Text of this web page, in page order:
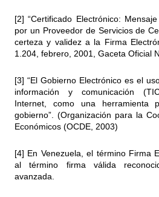
[2] “Certificado Electrónico:
por un Proveedor de Servicios de
certeza y validez a la Firma
1.204, febrero, 2001, Gaceta Oficial
[3] “El Gobierno Electrónico es el
información y comunicación
Internet, como una herramienta
gobierno”. (Organización para la
Económicos (OCDE, 2003)
[4] En Venezuela, el término Firma
al término firma válida
avanzada.